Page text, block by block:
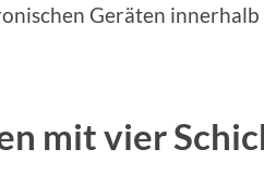
Geräten
mit vier